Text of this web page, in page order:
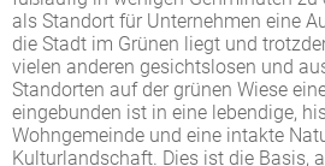
als Standort für Unternehmen eine
die Stadt im Grünen liegt und
vielen anderen gesichtslosen und
Standorten auf der grünen Wiese
eingebunden ist in eine lebendige,
Wohngemeinde und eine intakte
Kulturlandschaft. Dies ist die Basis,